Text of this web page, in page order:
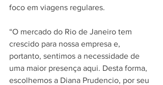
foco em viagens regulares.
“O mercado do Rio de Janeiro tem
crescido para nossa empresa e,
portanto, sentimos a necessidade de
uma maior presença aqui. Desta forma,
escolhemos a Diana Prudencio, por seu